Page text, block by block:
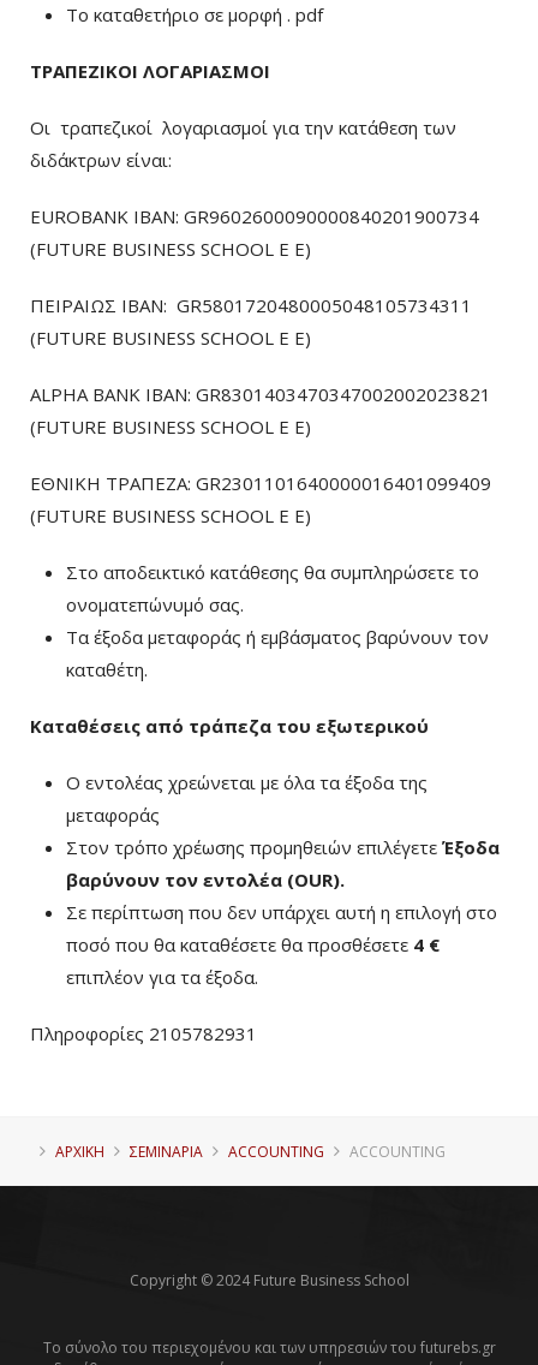
To καταθετήριο σε μορφή . pdf
ΤΡΑΠΕΖΙΚΟΙ ΛΟΓΑΡΙΑΣΜΟΙ
Οι τραπεζικοί λογαριασμοί για την κατάθεση των
διδάκτρων είναι:
EUROBANK IBAN: GR9602600090000840201900734
(FUTURE BUSINESS SCHOOL E E)
ΠΕΙΡΑΙΩΣ ΙΒΑΝ: GR5801720480005048105734311
(FUTURE BUSINESS SCHOOL E E)
ALPHA BANK IBAN: GR8301403470347002002023821
(FUTURE BUSINESS SCHOOL E E)
ΕΘΝΙΚΗ ΤΡΑΠΕΖΑ: GR2301101640000016401099409
(FUTURE BUSINESS SCHOOL E E)
Στο αποδεικτικό κατάθεσης θα συμπληρώσετε το
ονοματεπώνυμό σας.
Τα έξοδα μεταφοράς ή εμβάσματος βαρύνουν τον
καταθέτη.
Καταθέσεις από τράπεζα του εξωτερικού
Ο εντολέας χρεώνεται με όλα τα έξοδα της
μεταφοράς
Στον τρόπο χρέωσης προμηθειών επιλέγετε Έξοδα
βαρύνουν τον εντολέα (ΟUR).
Σε περίπτωση που δεν υπάρχει αυτή η επιλογή στο
ποσό που θα καταθέσετε θα προσθέσετε 4 €
επιπλέον για τα έξοδα.
Πληροφορίες 2105782931
ΑΡΧΙΚΗ ΣΕΜΙΝΑΡΙΑ ACCOUNTING ACCOUNTING
Copyright © 2024 Future Business School
Το σύνολο του περιεχομένου και των υπηρεσιών του futurebs.gr